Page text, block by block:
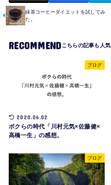
緑茶コーヒーダイエットを試してみ
た。
RECOMMEND
ブログ
2020.06.02
ボクらの時代「川村元気×佐藤健×
高橋一生」の感想。
ブログ